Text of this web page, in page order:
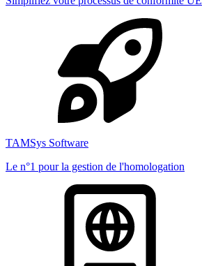
TAMSys Software
Le n°1 pour la gestion de l'homologation